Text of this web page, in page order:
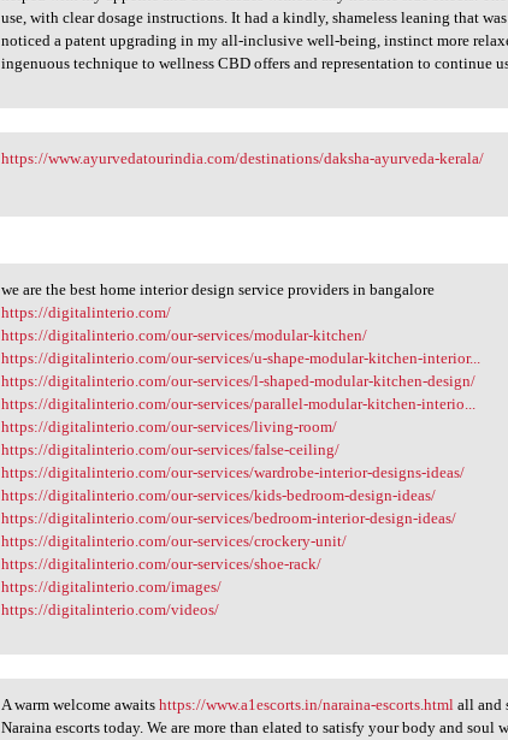
use, with clear dosage instructions. It had a kindly, shameless leaning that
noticed a patent upgrading in my all-inclusive well-being, instinct more
ingenuous technique to wellness CBD offers and representation to continue
https://www.ayurvedatourindia
https://www.ayurvedatourindia.com/destinations/daksha-ayurveda-kerala/
we are the best home interior
we are the best home interior design service providers in bangalore
https://digitalinterio.com/
https://digitalinterio.com/our-services/modular-kitchen/
https://digitalinterio.com/our-services/u-shape-modular-kitchen-interior...
https://digitalinterio.com/our-services/l-shaped-modular-kitchen-design/
https://digitalinterio.com/our-services/parallel-modular-kitchen-interio...
https://digitalinterio.com/our-services/living-room/
https://digitalinterio.com/our-services/false-ceiling/
https://digitalinterio.com/our-services/wardrobe-interior-designs-ideas/
https://digitalinterio.com/our-services/kids-bedroom-design-ideas/
https://digitalinterio.com/our-services/bedroom-interior-design-ideas/
https://digitalinterio.com/our-services/crockery-unit/
https://digitalinterio.com/our-services/shoe-rack/
https://digitalinterio.com/images/
https://digitalinterio.com/videos/
A warm welcome awaits https:/
A warm welcome awaitshttps://www.a1escorts.in/naraina-escorts.html all and
Naraina escorts today. We are more than elated to satisfy your body and soul